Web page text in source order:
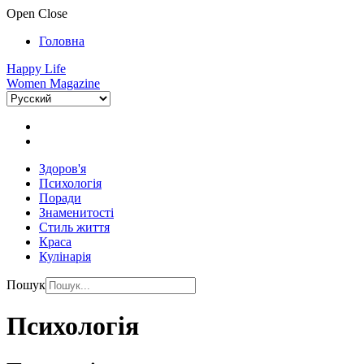
Open Close
Головна
Happy Life
Women Magazine
Здоров'я
Психологія
Поради
Знаменитості
Стиль життя
Краса
Кулінарія
Пошук
Психологія